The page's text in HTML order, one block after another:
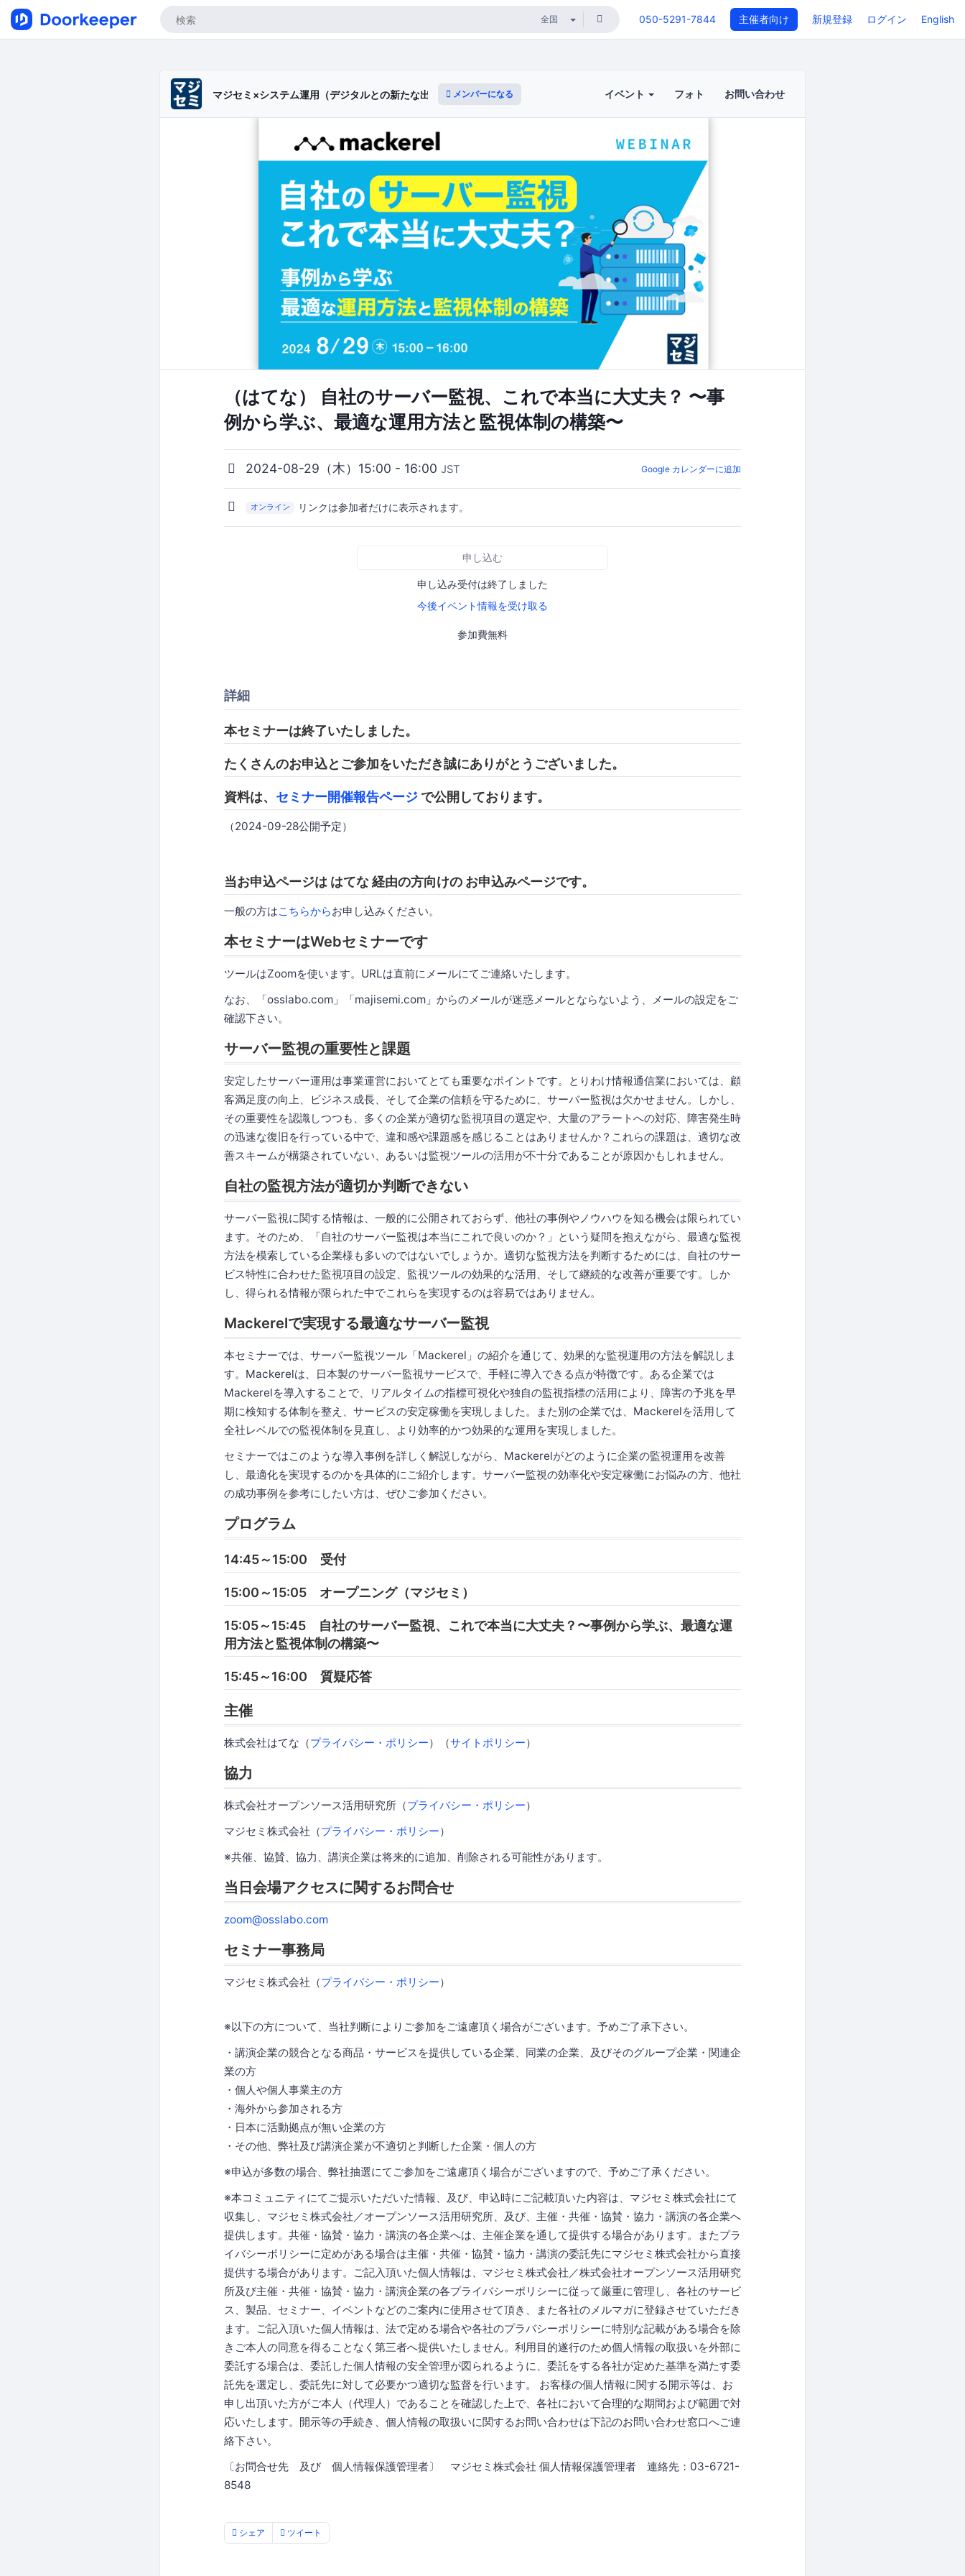
050-5291-7844 主催者向け 新規登録 ログイン English
マジセミ×システム運用（デジタルとの新たな出会いと体験）
メンバーになる イベント フォト お問い合わせ
（はてな） 自社のサーバー監視、これで本当に大丈夫？ 〜事
例から学ぶ、最適な運用方法と監視体制の構築〜
2024-08-29（木）15:00 - 16:00 JST Google カレンダーに追加
オンライン リンクは参加者だけに表示されます。
申し込む
申し込み受付は終了しました
今後イベント情報を受け取る
参加費無料
詳細
本セミナーは終了いたしました。
たくさんのお申込とご参加をいただき誠にありがとうございました。
資料は、 セミナー開催報告ページ で公開しております。
（2024-09-28公開予定）
当お申込ページは はてな 経由の方向けの お申込みページです。
一般の方はこちらからお申し込みください。
本セミナーはWebセミナーです
ツールはZoomを使います。URLは直前にメールにてご連絡いたします。
なお、「osslabo.com」「majisemi.com」からのメールが迷惑メールとならないよう、メールの設定をご
確認下さい。
サーバー監視の重要性と課題
安定したサーバー運用は事業運営においてとても重要なポイントです。とりわけ情報通信業においては、顧
客満足度の向上、ビジネス成長、そして企業の信頼を守るために、サーバー監視は欠かせません。しかし、
その重要性を認識しつつも、多くの企業が適切な監視項目の選定や、大量のアラートへの対応、障害発生時
の迅速な復旧を行っている中で、違和感や課題感を感じることはありませんか？これらの課題は、適切な改
善スキームが構築されていない、あるいは監視ツールの活用が不十分であることが原因かもしれません。
自社の監視方法が適切か判断できない
サーバー監視に関する情報は、一般的に公開されておらず、他社の事例やノウハウを知る機会は限られてい
ます。そのため、「自社のサーバー監視は本当にこれで良いのか？」という疑問を抱えながら、最適な監視
方法を模索している企業様も多いのではないでしょうか。適切な監視方法を判断するためには、自社のサー
ビス特性に合わせた監視項目の設定、監視ツールの効果的な活用、そして継続的な改善が重要です。しか
し、得られる情報が限られた中でこれらを実現するのは容易ではありません。
Mackerelで実現する最適なサーバー監視
本セミナーでは、サーバー監視ツール「Mackerel」の紹介を通じて、効果的な監視運用の方法を解説しま
す。Mackerelは、日本製のサーバー監視サービスで、手軽に導入できる点が特徴です。ある企業では
Mackerelを導入することで、リアルタイムの指標可視化や独自の監視指標の活用により、障害の予兆を早
期に検知する体制を整え、サービスの安定稼働を実現しました。また別の企業では、Mackerelを活用して
全社レベルでの監視体制を見直し、より効率的かつ効果的な運用を実現しました。
セミナーではこのような導入事例を詳しく解説しながら、Mackerelがどのように企業の監視運用を改善
し、最適化を実現するのかを具体的にご紹介します。サーバー監視の効率化や安定稼働にお悩みの方、他社
の成功事例を参考にしたい方は、ぜひご参加ください。
プログラム
14:45～15:00 受付
15:00～15:05 オープニング（マジセミ）
15:05～15:45 自社のサーバー監視、これで本当に大丈夫？〜事例から学ぶ、最適な運
用方法と監視体制の構築〜
15:45～16:00 質疑応答
主催
株式会社はてな（プライバシー・ポリシー）（サイトポリシー）
協力
株式会社オープンソース活用研究所（プライバシー・ポリシー）
マジセミ株式会社（プライバシー・ポリシー）
※共催、協賛、協力、講演企業は将来的に追加、削除される可能性があります。
当日会場アクセスに関するお問合せ
zoom@osslabo.com
セミナー事務局
マジセミ株式会社（プライバシー・ポリシー）
※以下の方について、当社判断によりご参加をご遠慮頂く場合がございます。予めご了承下さい。
・講演企業の競合となる商品・サービスを提供している企業、同業の企業、及びそのグループ企業・関連企
業の方
・個人や個人事業主の方
・海外から参加される方
・日本に活動拠点が無い企業の方
・その他、弊社及び講演企業が不適切と判断した企業・個人の方
※申込が多数の場合、弊社抽選にてご参加をご遠慮頂く場合がございますので、予めご了承ください。
※本コミュニティにてご提示いただいた情報、及び、申込時にご記載頂いた内容は、マジセミ株式会社にて
収集し、マジセミ株式会社／オープンソース活用研究所、及び、主催・共催・協賛・協力・講演の各企業へ
提供します。共催・協賛・協力・講演の各企業へは、主催企業を通して提供する場合があります。またプラ
イバシーポリシーに定めがある場合は主催・共催・協賛・協力・講演の委託先にマジセミ株式会社から直接
提供する場合があります。ご記入頂いた個人情報は、マジセミ株式会社／株式会社オープンソース活用研究
所及び主催・共催・協賛・協力・講演企業の各プライバシーポリシーに従って厳重に管理し、各社のサービ
ス、製品、セミナー、イベントなどのご案内に使用させて頂き、また各社のメルマガに登録させていただき
ます。ご記入頂いた個人情報は、法で定める場合や各社のプラバシーポリシーに特別な記載がある場合を除
きご本人の同意を得ることなく第三者へ提供いたしません。利用目的遂行のため個人情報の取扱いを外部に
委託する場合は、委託した個人情報の安全管理が図られるように、委託をする各社が定めた基準を満たす委
託先を選定し、委託先に対して必要かつ適切な監督を行います。 お客様の個人情報に関する開示等は、お
申し出頂いた方がご本人（代理人）であることを確認した上で、各社において合理的な期間および範囲で対
応いたします。開示等の手続き、個人情報の取扱いに関するお問い合わせは下記のお問い合わせ窓口へご連
絡下さい。
〔お問合せ先 及び 個人情報保護管理者〕 マジセミ株式会社 個人情報保護管理者 連絡先：03-6721-
8548
シェア ツイート